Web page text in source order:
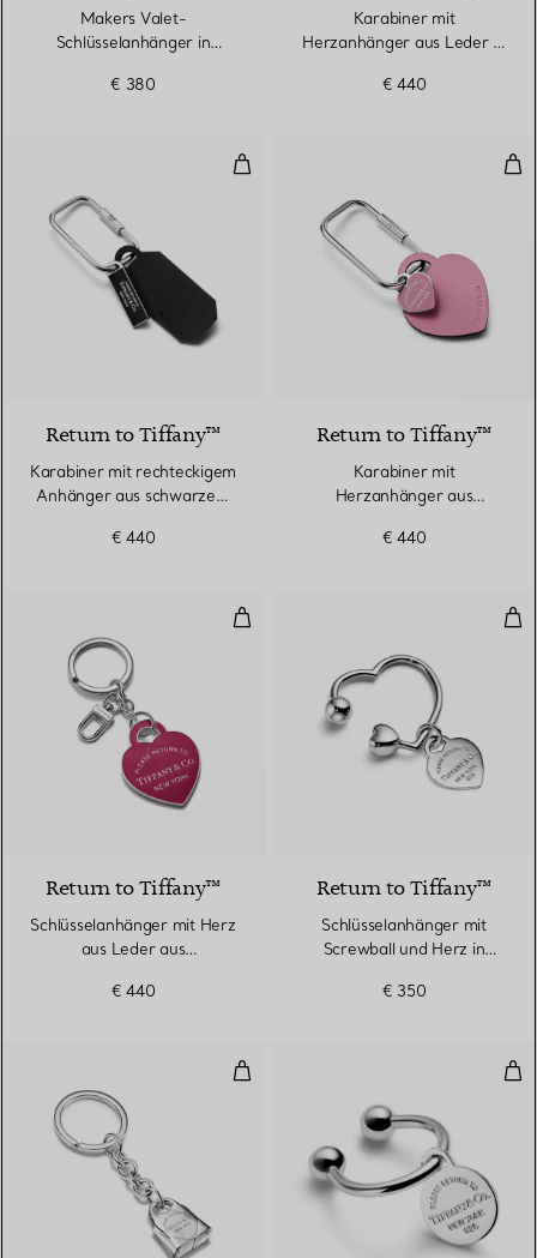
Makers Valet-
Schlüsselanhänger in
€ 380
Karabiner mit
Herzanhänger aus Leder in
€ 440
Karabiner mit rechteckigem
Return to Tiffany™
Karabiner mit rechteckigem
Anhänger aus schwarzem
€ 440
Return to Tiffany™
Karabiner mit
Herzanhänger aus
€ 440
Schlüsselanhänger mit Herz
Return to Tiffany™
Schlüsselanhänger mit Herz
aus Leder aus
Messing
€ 440
Return to Tiffany™
Schlüsselanhänger mit
Screwball und Herz in
€ 350
Handtaschen-